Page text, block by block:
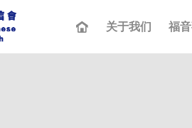
关于我们 福